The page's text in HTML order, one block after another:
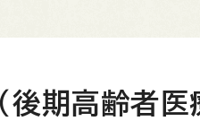
期高齢者医